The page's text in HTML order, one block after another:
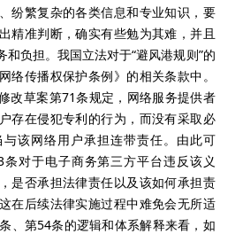
纷繁复杂的各类信息和专业知识，要
精准判断，确实有些勉为其难，并且
负担。我国立法对于“避风港规则”的
络传播权保护条例》的相关条款中。
改草案第71条规定，网络服务提供者
存在侵犯专利的行为，而没有采取必
该网络用户承担连带责任。由此可
对于电子商务第三方平台违反该义
是否承担法律责任以及该如何承担责
在后续法律实施过程中难免会无所适
、第54条的逻辑和体系解释来看，如